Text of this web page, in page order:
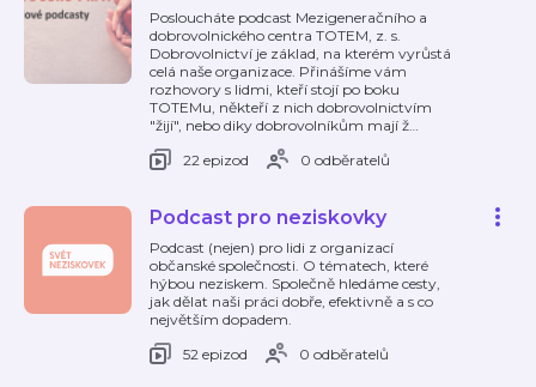
Posloucháte podcast Mezigeneračního a
dobrovolnického centra TOTEM, z. s.
Dobrovolnictví je základ, na kterém vyrůstá
celá naše organizace. Přinášíme vám
rozhovory s lidmi, kteří stojí po boku
TOTEMu, někteří z nich dobrovolnictvím
"žijí", nebo diky dobrovolníkům mají ž…
22 epizod
0 odběratelů
Podcast pro neziskovky
Podcast (nejen) pro lidi z organizací
občanské společnosti. O tématech, které
hýbou neziskem. Společně hledáme cesty,
jak dělat naši práci dobře, efektivně a s co
největším dopadem.
52 epizod
0 odběratelů